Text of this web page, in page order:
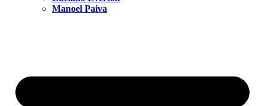
Manoel Paiva